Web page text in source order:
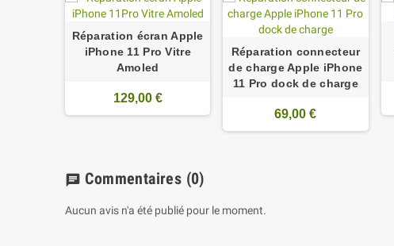
Réparation écran Apple
iPhone 11 Pro Vitre
Amoled
129,00 €
Réparation connecteur
de charge Apple iPhone
11 Pro dock de charge
69,00 €
chat Commentaires (0)
Aucun avis n'a été publié pour le moment.